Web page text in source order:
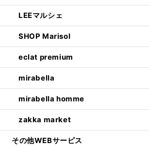
LEEマルシェ
SHOP Marisol
eclat premium
mirabella
mirabella homme
zakka market
その他WEBサービス